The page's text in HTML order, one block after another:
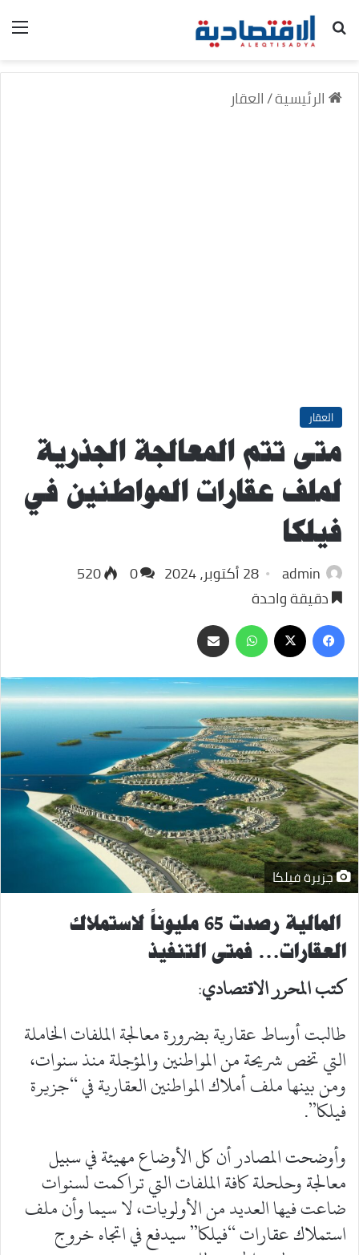
بحث عن
الرئيسية/العقار
العقار
متى تتم المعالجة الجذرية
لملف عقارات المواطنين في
فيلكا
admin 28 أكتوبر، 2024 0
520
دقيقة واحدة
فيسبوك
‫X واتسابمشاركة
عبر
البريد
جزيرة فيلكا
المالية رصدت 65 مليوناً لاستملاك
العقارات… فمتى التنفيذ
كتب المحرر الاقتصادي:
طالبت أوساط عقارية بضرورة معالجة الملفات الخاملة
التي تخص شريحة من المواطنين والمؤجلة منذ سنوات،
ومن بينها ملف أملاك المواطنين العقارية في “جزيرة
فيلكا”.
وأوضحت المصادر أن كل الأوضاع مهيئة في سبيل
معالجة وحلحلة كافة الملفات التي تراكمت لسنوات
ضاعت فيها العديد من الأولويات، لا سيما وأن ملف
استملاك عقارات “فيلكا” سيدفع في اتجاه خروج